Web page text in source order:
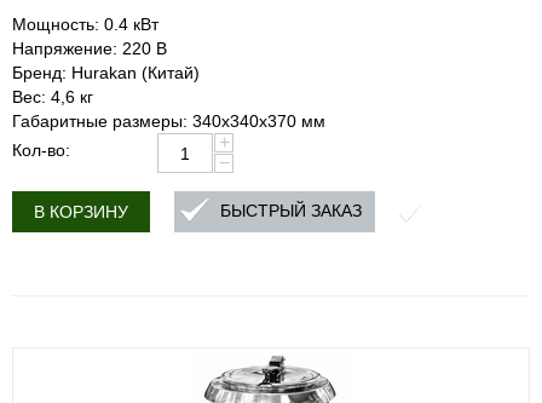
Мощность: 0.4 кВт
Напряжение: 220 В
Бренд: Hurakan (Китай)
Вес: 4,6 кг
Габаритные размеры: 340x340x370 мм
Кол-во:
+
−
В КОРЗИНУ БЫСТРЫЙ ЗАКАЗ